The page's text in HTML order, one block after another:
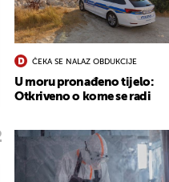
ČEKA SE NALAZ OBDUKCIJE
U moru pronađeno tijelo:
Otkriveno o kome se radi